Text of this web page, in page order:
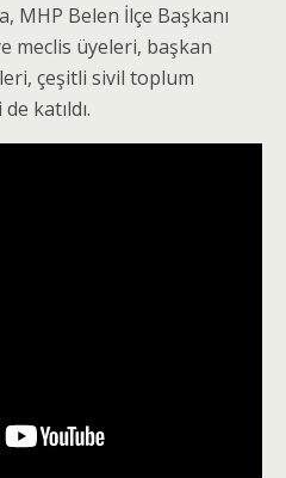
MHP Belen İlçe Başkanı
meclis üyeleri, başkan
çeşitli sivil toplum
katıldı.